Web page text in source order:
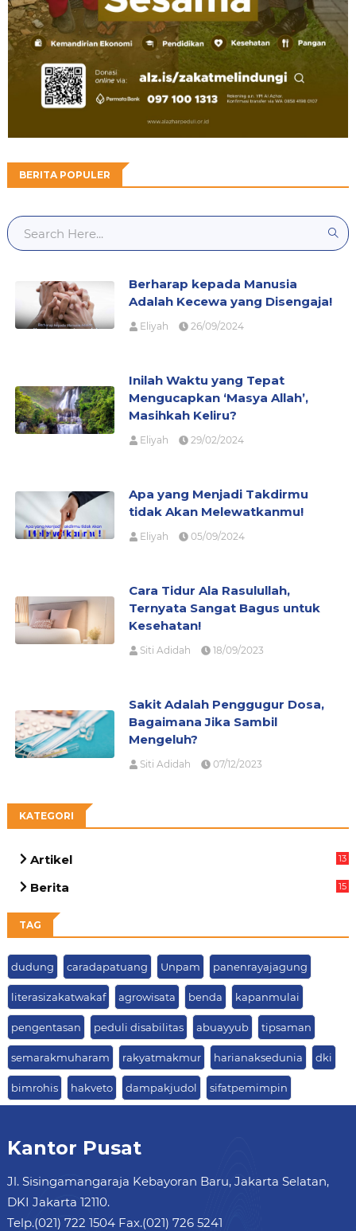
BERITA POPULER
Berharap kepada Manusia
Adalah Kecewa yang Disengaja!
Eliyah 26/09/2024
Inilah Waktu yang Tepat
Mengucapkan ‘Masya Allah’,
Masihkah Keliru?
Eliyah 29/02/2024
Apa yang Menjadi Takdirmu
tidak Akan Melewatkanmu!
Eliyah 05/09/2024
Cara Tidur Ala Rasulullah,
Ternyata Sangat Bagus untuk
Kesehatan!
Siti Adidah 18/09/2023
Sakit Adalah Penggugur Dosa,
Bagaimana Jika Sambil
Mengeluh?
Siti Adidah 07/12/2023
KATEGORI
Artikel
13
Berita
15
TAG
dudung caradapatuang Unpam panenrayajagung
literasizakatwakaf agrowisata benda kapanmulai
pengentasan peduli disabilitas abuayyub tipsaman
semarakmuharam rakyatmakmur harianaksedunia dki
bimrohis hakveto dampakjudol sifatpemimpin
Kantor Pusat
Jl. Sisingamangaraja Kebayoran Baru, Jakarta Selatan,
DKI Jakarta 12110.
Telp.(021) 722 1504 Fax.(021) 726 5241